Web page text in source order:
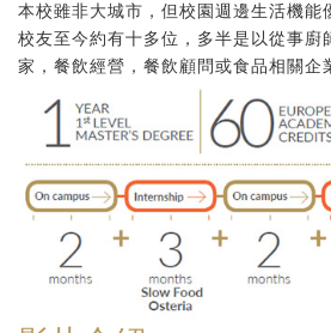
本校雖非大城市，但校園週邊生活機能
校友至今約有十多位，多半是以從事廚
家，餐飲經營，餐飲顧問或食品相關企